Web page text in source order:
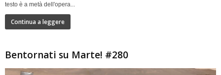
testo è a metà dell'opera...
Continua a leggere
Bentornati su Marte! #280